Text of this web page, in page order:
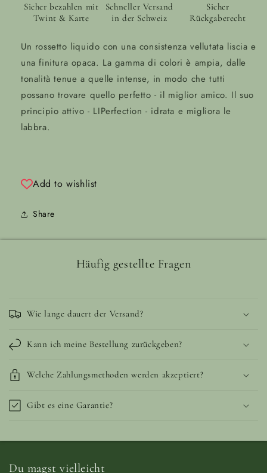
Sicher bezahlen mit
Twint & Karte
Schneller Versand
in der Schweiz
Sicher
Rückgaberecht
Un rossetto liquido con una consistenza vellutata liscia e
una finitura opaca. La gamma di colori è ampia, dalle
tonalità tenue a quelle intense, in modo che tutti
possano trovare quello perfetto - il miglior amico. Il suo
principio attivo - LIPerfection - idrata e migliora le
labbra.
Add to wishlist
Share
Häufig gestellte Fragen
Wie lange dauert der Versand?
Kann ich meine Bestellung zurückgeben?
Welche Zahlungsmethoden werden akzeptiert?
Gibt es eine Garantie?
Du magst vielleicht